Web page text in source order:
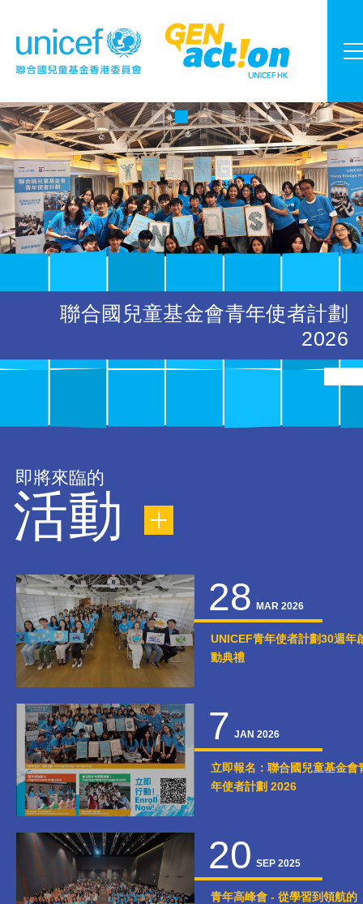
聯合國兒童基金會青年使者計劃
2026
即將來臨的
活動
28 MAR 2026
UNICEF青年使者計劃30週年
動典禮
7 JAN 2026
立即報名：聯合國兒童基金會
年使者計劃 2026
20 SEP 2025
青年高峰會 - 從學習到領航的